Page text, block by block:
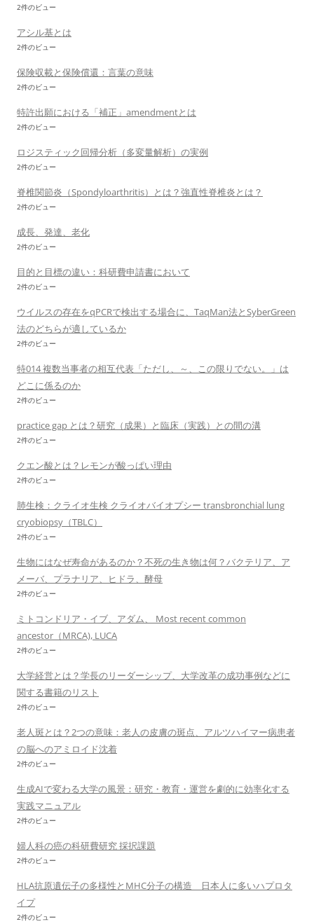
2件のビュー
アシル基とは
2件のビュー
保険収載と保険償還：言葉の意味
2件のビュー
特許出願における「補正」amendmentとは
2件のビュー
ロジスティック回帰分析（多変量解析）の実例
2件のビュー
脊椎関節炎（Spondyloarthritis）とは？強直性脊椎炎とは？
2件のビュー
成長、発達、老化
2件のビュー
目的と目標の違い：科研費申請書において
2件のビュー
ウイルスの存在をqPCRで検出する場合に、TaqMan法とSyberGreen
法のどちらが適しているか
2件のビュー
特014 複数当事者の相互代表「ただし、～、この限りでない。」は
どこに係るのか
2件のビュー
practice gap とは？研究（成果）と臨床（実践）との間の溝
2件のビュー
クエン酸とは？レモンが酸っぱい理由
2件のビュー
肺生検：クライオ生検 クライオバイオプシー transbronchial lung
cryobiopsy（TBLC）
2件のビュー
生物にはなぜ寿命があるのか？不死の生き物は何？バクテリア、ア
メーバ、プラナリア、ヒドラ、酵母
2件のビュー
ミトコンドリア・イブ、アダム、 Most recent common
ancestor（MRCA), LUCA
2件のビュー
大学経営とは？学長のリーダーシップ、大学改革の成功事例などに
関する書籍のリスト
2件のビュー
老人斑とは？2つの意味：老人の皮膚の斑点、アルツハイマー病患者
の脳へのアミロイド沈着
2件のビュー
生成AIで変わる大学の風景：研究・教育・運営を劇的に効率化する
実践マニュアル
2件のビュー
婦人科の癌の科研費研究 採択課題
2件のビュー
HLA抗原遺伝子の多様性とMHC分子の構造 日本人に多いハプロタ
イプ
2件のビュー